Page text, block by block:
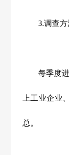
3.调查方
每季度进
上工业企业
总。